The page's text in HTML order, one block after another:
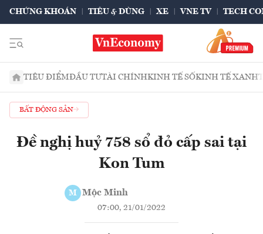
CHỨNG KHOÁN TIÊU & DÙNG XE VNE TV TECH
TIÊU ĐIỂMĐẦU TƯTÀI CHÍNHKINH TẾ SỐKINH TẾ XANH
BẤT ĐỘNG SẢN
Đề nghị huỷ 758 sổ đỏ cấp sai tại
Kon Tum
M Mộc Minh
07:00, 21/01/2022